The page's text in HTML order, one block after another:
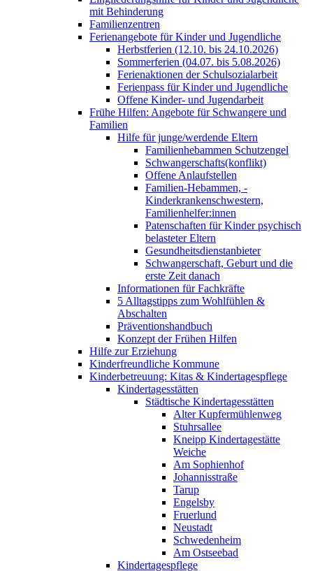
mit Behinderung
Familienzentren
Ferienangebote für Kinder und Jugendliche
Herbstferien (12.10. bis 24.10.2026)
Sommerferien (04.07. bis 5.08.2026)
Ferienaktionen der Schulsozialarbeit
Ferienpass für Kinder und Jugendliche
Offene Kinder- und Jugendarbeit
Frühe Hilfen: Angebote für Schwangere und
Familien
Hilfe für junge/werdende Eltern
Familienhebammen Schutzengel
Schwangerschafts(konflikt)
Offene Anlaufstellen
Familien-Hebammen, -
Kinderkrankenschwestern,
Familienhelfer:innen
Patenschaften für Kinder psychisch
belasteter Eltern
Gesundheitsdienstanbieter
Schwangerschaft, Geburt und die
erste Zeit danach
Informationen für Fachkräfte
5 Alltagstipps zum Wohlfühlen &
Abschalten
Präventionshandbuch
Konzept der Frühen Hilfen
Hilfe zur Erziehung
Kinderfreundliche Kommune
Kinderbetreuung: Kitas & Kindertagespflege
Kindertagesstätten
Städtische Kindertagesstätten
Alter Kupfermühlenweg
Stuhrsallee
Kneipp Kindertagestätte
Weiche
Am Sophienhof
Johannisstraße
Tarup
Engelsby
Fruerlund
Neustadt
Schwedenheim
Am Ostseebad
Kindertagespflege